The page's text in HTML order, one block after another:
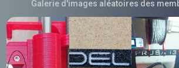
Galerie d'images aléatoires des